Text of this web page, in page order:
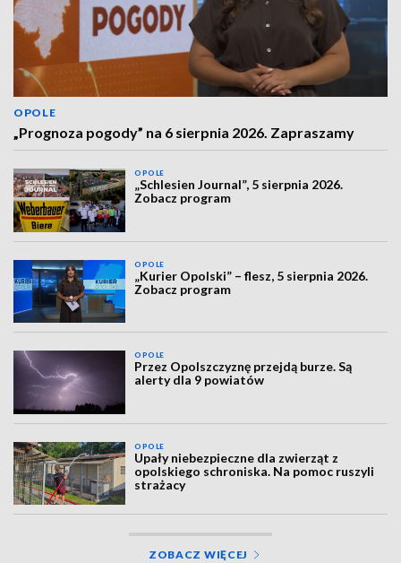
OPOLE
„Prognoza pogody” na 6 sierpnia 2026. Zapraszamy
OPOLE
„Schlesien Journal”, 5 sierpnia 2026.
Zobacz program
OPOLE
„Kurier Opolski” – flesz, 5 sierpnia 2026.
Zobacz program
OPOLE
Przez Opolszczyznę przejdą burze. Są
alerty dla 9 powiatów
OPOLE
Upały niebezpieczne dla zwierząt z
opolskiego schroniska. Na pomoc ruszyli
strażacy
ZOBACZ WIĘCEJ